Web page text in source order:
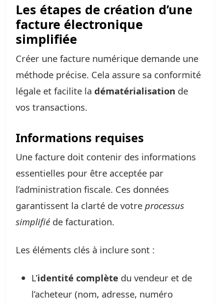
Les étapes de création d’une
facture électronique
simplifiée
Créer une facture numérique demande une
méthode précise. Cela assure sa conformité
légale et facilite la dématérialisation de
vos transactions.
Informations requises
Une facture doit contenir des informations
essentielles pour être acceptée par
l’administration fiscale. Ces données
garantissent la clarté de votre processus
simplifié de facturation.
Les éléments clés à inclure sont :
L’identité complète du vendeur et de
l’acheteur (nom, adresse, numéro